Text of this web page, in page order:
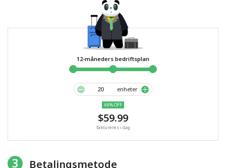
12-måneders bedriftsplan
enheter
66% OFF
$59.99
faktureres i dag
3 Betalingsmetode